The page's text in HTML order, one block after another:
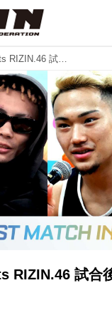
Yogibo presents RIZIN.46 試合後インタビュー vol.4
RIZIN.46 試合